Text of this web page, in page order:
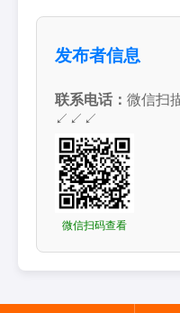
发布者信息
联系电话： 微信扫
↙↙↙
微信扫码查看